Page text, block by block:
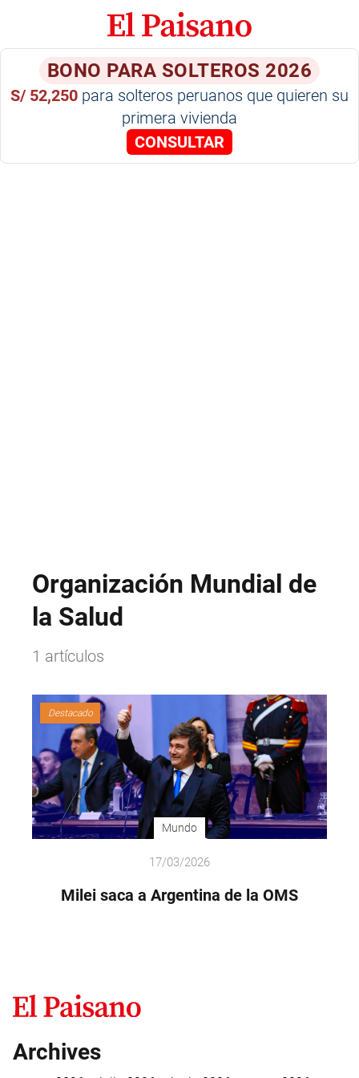
BONO PARA SOLTEROS 2026
S/ 52,250 para solteros peruanos que quieren su
primera vivienda
CONSULTAR
Organización Mundial de
la Salud
1 artículos
Destacado
Mundo
17/03/2026
Milei saca a Argentina de la OMS
Archives